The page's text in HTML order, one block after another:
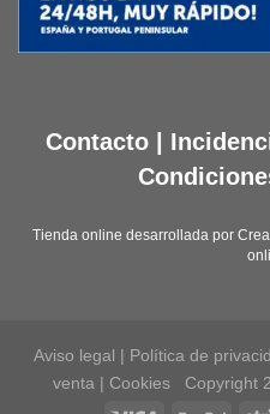
Contacto
Tienda online desarrollada por
Aviso legal | Política de
venta | CookiesCopyright